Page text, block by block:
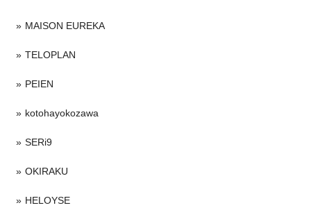
MAISON EUREKA
TELOPLAN
PEIEN
kotohayokozawa
SERi9
OKIRAKU
HELOYSE